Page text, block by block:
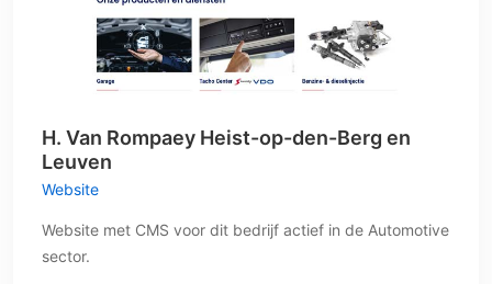
H. Van Rompaey Heist-op-den-Berg en
Leuven
Website
Website met CMS voor dit bedrijf actief in de Automotive
sector.